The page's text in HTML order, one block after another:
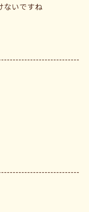
ないですね